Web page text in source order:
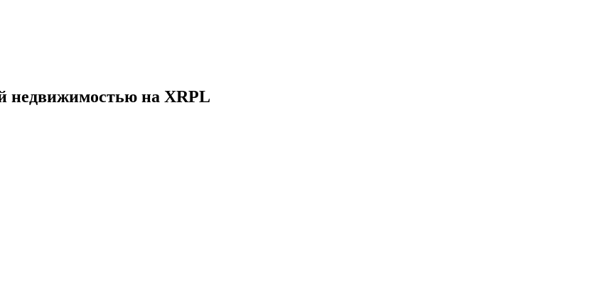
недвижимостью на XRPL